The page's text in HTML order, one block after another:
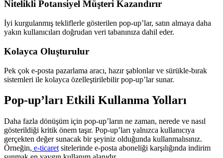
Nitelikli Potansiyel Müşteri Kazandırır
İyi kurgulanmış tekliflerle gösterilen pop-up’lar, satın almaya daha
yakın kullanıcıları doğrudan veri tabanınıza dahil eder.
Kolayca Oluşturulur
Pek çok e-posta pazarlama aracı, hazır şablonlar ve sürükle-bırak
sistemleri ile kolayca özelleştirilebilir pop-up’lar sunar.
Pop-up’ları Etkili Kullanma Yolları
Daha fazla dönüşüm için pop-up’ların ne zaman, nerede ve nasıl
gösterildiği kritik önem taşır. Pop-up’ları yalnızca kullanıcıya
gerçekten değer sunacak bir şeyiniz olduğunda kullanmalısınız.
Örneğin, e-ticaret sitelerinde e-posta aboneliği karşılığında indirim